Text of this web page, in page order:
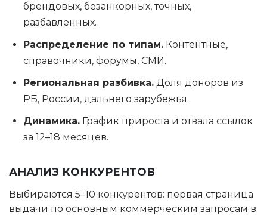
брендовых, безанкорных, точных,
разбавленных.
Распределение по типам. Контентные,
справочники, форумы, СМИ.
Региональная разбивка. Доля доноров из
РБ, России, дальнего зарубежья.
Динамика. График прироста и отвала ссылок
за 12–18 месяцев.
АНАЛИЗ КОНКУРЕНТОВ
Выбираются 5–10 конкурентов: первая страница
выдачи по основным коммерческим запросам в